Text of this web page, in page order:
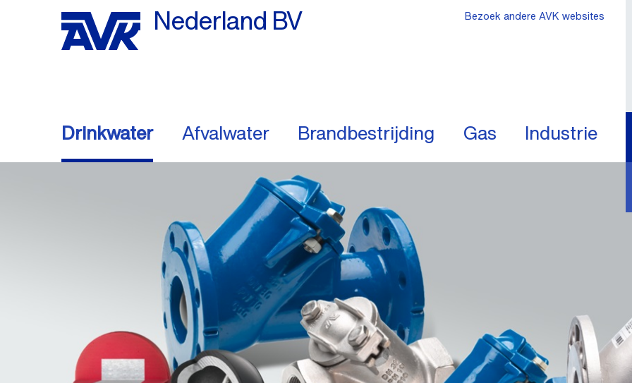
Nederland BV
Drinkwater Afvalwater Brandbestrijding Gas Industrie
Bezoek andere AVK websites